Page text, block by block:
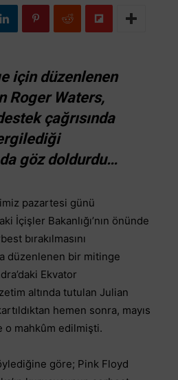
için düzenlenen
Roger Waters,
çağrısında
göz doldurdu…
pazartesi günü
İçişler Bakanlığı’nın önünde
bırakılmasını
düzenlenen bir mitinge
Ekvator
altında tutulan Julian
hemen sonra, mayıs
o mahkûm edilmişti.
göre; Pink Floyd